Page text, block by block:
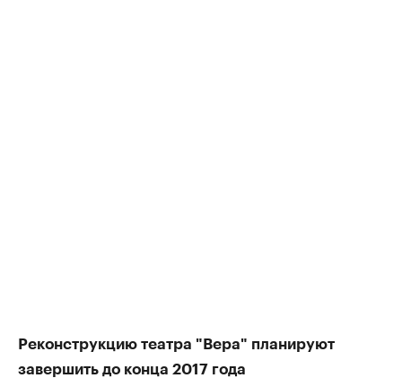
Реконструкцию театра "Вера" планируют
завершить до конца 2017 года